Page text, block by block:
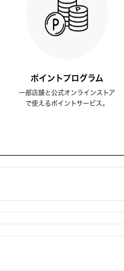
ポイントプログラム
一部店舗と公式オンラインストア
で使えるポイントサービス。